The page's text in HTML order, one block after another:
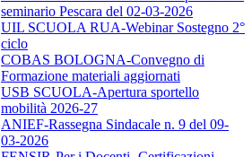
seminario Pescara del 02-03-2026
UIL SCUOLA RUA-Webinar Sostegno 2°
ciclo
COBAS BOLOGNA-Convegno di
Formazione materiali aggiornati
USB SCUOLA-Apertura sportello
mobilità 2026-27
ANIEF-Rassegna Sindacale n. 9 del 09-
03-2026